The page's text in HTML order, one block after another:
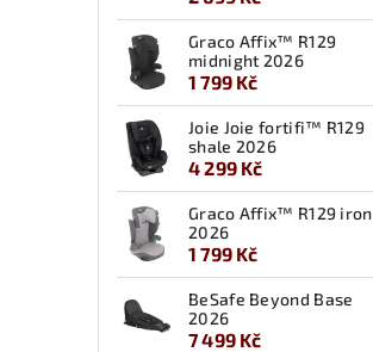
Graco Affix™ R129
midnight 2026
1 799 Kč
Joie Joie fortifi™ R129
shale 2026
4 299 Kč
Graco Affix™ R129 iron
2026
1 799 Kč
BeSafe Beyond Base
2026
7 499 Kč
LÄSSIG Lunchbox Bento
Pattern Party blue/green
469 Kč
Do košíku
svačinový box